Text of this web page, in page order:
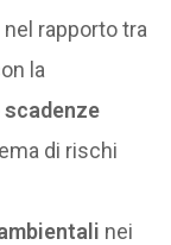
nel rapporto tra
la
di rischi
nei